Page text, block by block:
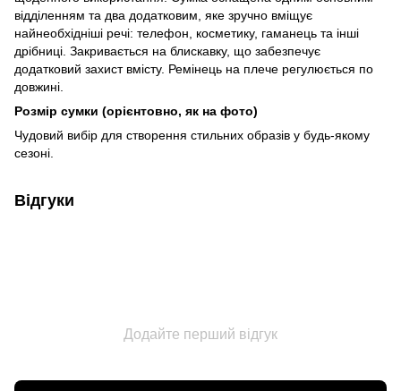
відділенням та два додатковим, яке зручно вміщує
найнеобхідніші речі: телефон, косметику, гаманець та інші
дрібниці. Закривається на блискавку, що забезпечує
додатковий захист вмісту. Ремінець на плече регулюється по
довжині.
Розмір сумки (орієнтовно, як на фото)
Чудовий вибір для створення стильних образів у будь-якому
сезоні.
Відгуки
Додайте перший відгук